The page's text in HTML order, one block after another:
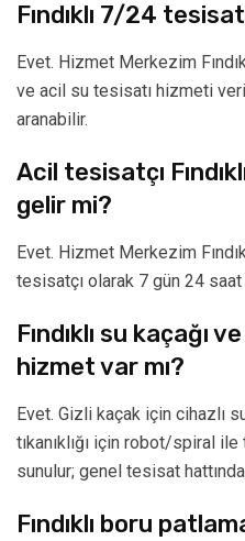
Fındıklı 7/24
Evet. Hizmet Merkezim
ve acil su tesisatı hizmeti
aranabilir.
Acil tesisatçı
gelir mi?
Evet. Hizmet Merkezim
tesisatçı olarak 7 gün 24
Fındıklı su kaçağı
hizmet var mı?
Evet. Gizli kaçak için cihazlı
tıkanıklığı için robot/spiral ile
sunulur; genel tesisat
Fındıklı boru